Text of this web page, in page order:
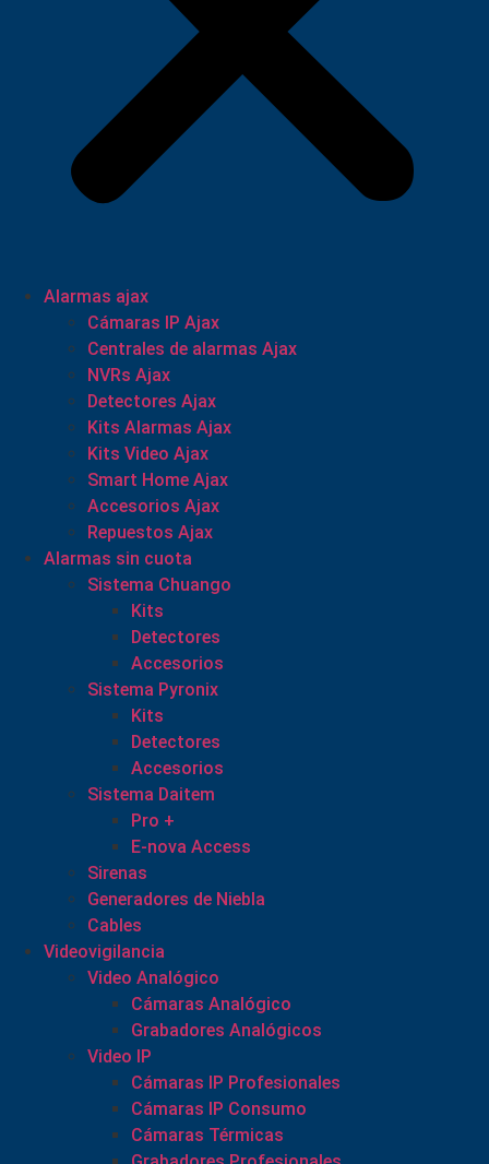
Alarmas ajax
Cámaras IP Ajax
Centrales de alarmas Ajax
NVRs Ajax
Detectores Ajax
Kits Alarmas Ajax
Kits Video Ajax
Smart Home Ajax
Accesorios Ajax
Repuestos Ajax
Alarmas sin cuota
Sistema Chuango
Kits
Detectores
Accesorios
Sistema Pyronix
Kits
Detectores
Accesorios
Sistema Daitem
Pro +
E-nova Access
Sirenas
Generadores de Niebla
Cables
Videovigilancia
Video Analógico
Cámaras Analógico
Grabadores Analógicos
Video IP
Cámaras IP Profesionales
Cámaras IP Consumo
Cámaras Térmicas